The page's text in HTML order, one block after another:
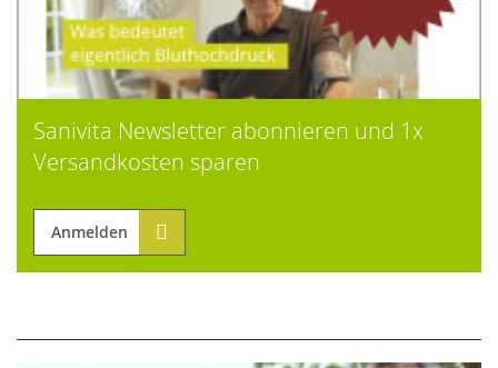
Sanivita Newsletter abonnieren und 1x
Versandkosten sparen
Anmelden